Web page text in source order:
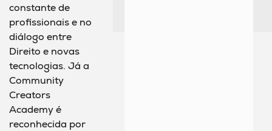
constante de
profissionais e no
diálogo entre
Direito e novas
tecnologias. Já a
Community
Creators
Academy é
reconhecida por